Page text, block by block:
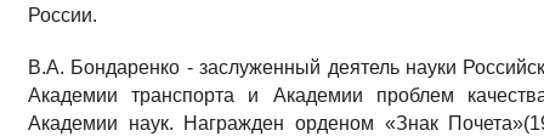
России.
В.А. Бондаренко - заслуженный деятель науки
Академии транспорта и Академии проблем
Академии наук. Награжден орденом «Знак